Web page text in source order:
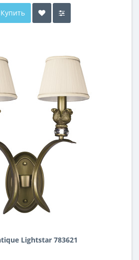
Купить
Lightstar 783621